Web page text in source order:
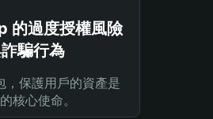
的過度授權風險
騙行為
，保護用戶的資產是
核心使命。